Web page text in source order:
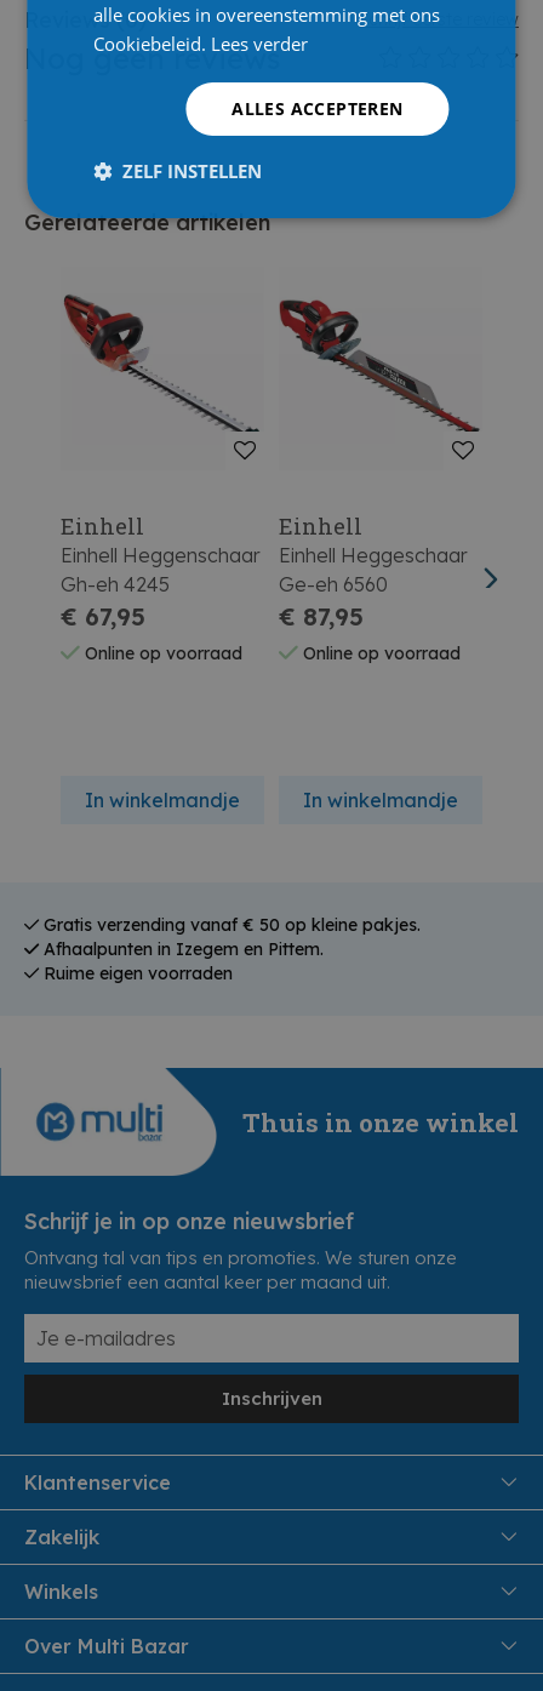
Reviews(0) Schrijf eerste review
Nog geen reviews
Gerelateerde artikelen
Einhell
Einhell Heggenschaar
Gh-eh 4245
€ 67,95
Online op voorraad
In winkelmandje
Einhell
Einhell Heggeschaar
Ge-eh 6560
€ 87,95
Online op voorraad
In winkelmandje
Gratis verzending vanaf € 50 op kleine pakjes.
Afhaalpunten in Izegem en Pittem.
Ruime eigen voorraden
Thuis in onze winkel
Schrijf je in op onze nieuwsbrief
Ontvang tal van tips en promoties. We sturen onze
nieuwsbrief een aantal keer per maand uit.
Inschrijven
Klantenservice
FAQ
Veiligheid en Privacy
Leveren aan huis
Zakelijk
Samenwoonactie
B2B
Winkels
Pittem
Izegem
Over Multi Bazar
alle cookies in overeenstemming met ons
Cookiebeleid. Lees verder
ALLES ACCEPTEREN
ZELF INSTELLEN